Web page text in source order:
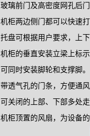
玻璃前门及高密度网孔后
机柜两边侧门都可以快速
托盘可根据用户要求，上下
机柜的垂直安装立梁上标
可同时安装脚轮和支撑脚。
带透气孔的门条，方便通风
可关闭的上部、下部多处
机柜顶置的风扇，为设备